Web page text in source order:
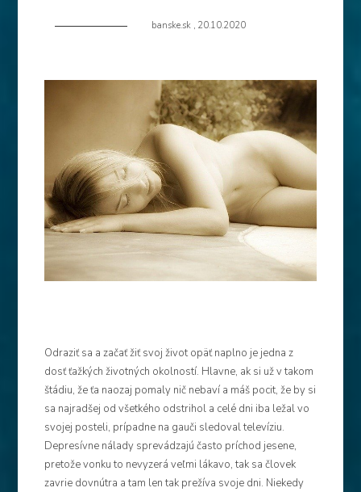
banske.sk , 20.10.2020
Odraziť sa a začať žiť svoj život opäť naplno je jedna z
dosť ťažkých životných okolností. Hlavne, ak si už v takom
štádiu, že ťa naozaj pomaly nič nebaví a máš pocit, že by si
sa najradšej od všetkého odstrihol a celé dni iba ležal vo
svojej posteli, prípadne na gauči sledoval televíziu.
Depresívne nálady sprevádzajú často príchod jesene,
pretože vonku to nevyzerá veľmi lákavo, tak sa človek
zavrie dovnútra a tam len tak prežíva svoje dni. Niekedy